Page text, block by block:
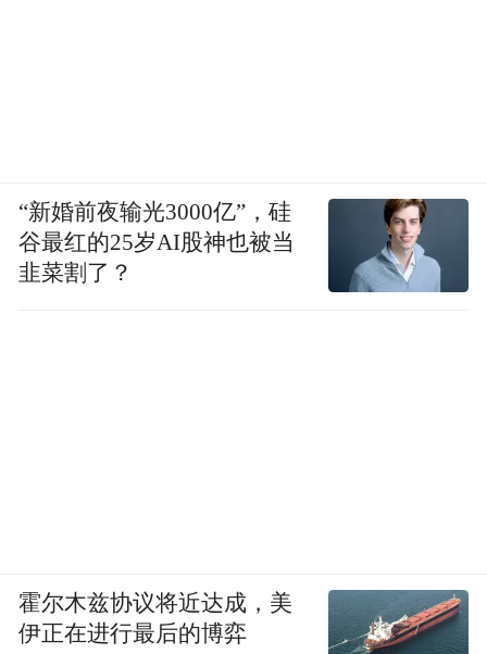
“新婚前夜输光3000亿”，硅
谷最红的25岁AI股神也被当
韭菜割了？
霍尔木兹协议将近达成，美
伊正在进行最后的博弈